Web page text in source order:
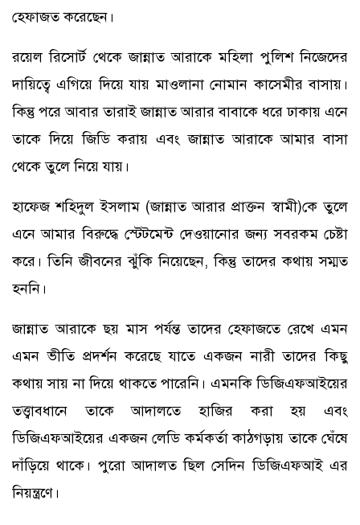
হেফাজত করেছেন।
রয়েল রিসোর্ট থেকে জান্নাত আরাকে মহিলা পুলিশ নিজেদের
দায়িত্বে এগিয়ে দিয়ে যায় মাওলানা নোমান কাসেমীর বাসায়।
কিন্তু পরে আবার তারাই জান্নাত আরার বাবাকে ধরে ঢাকায় এনে
তাকে দিয়ে জিডি করায় এবং জান্নাত আরাকে আমার বাসা
থেকে তুলে নিয়ে যায়।
হাফেজ শহিদুল ইসলাম (জান্নাত আরার প্রাক্তন স্বামী)কে তুলে
এনে আমার বিরুদ্ধে স্টেটমেন্ট দেওয়ানোর জন্য সবরকম চেষ্টা
করে। তিনি জীবনের ঝুঁকি নিয়েছেন, কিন্তু তাদের কথায় সম্মত
হননি।
জান্নাত আরাকে ছয় মাস পর্যন্ত তাদের হেফাজতে রেখে এমন
এমন ভীতি প্রদর্শন করেছে যাতে একজন নারী তাদের কিছু
কথায় সায় না দিয়ে থাকতে পারেনি। এমনকি ডিজিএফআইয়ের
তত্ত্বাবধানে তাকে আদালতে হাজির করা হয় এবং
ডিজিএফআইয়ের একজন লেডি কর্মকর্তা কাঠগড়ায় তাকে ঘেঁষে
দাঁড়িয়ে থাকে। পুরো আদালত ছিল সেদিন ডিজিএফআই এর
নিয়ন্ত্রণে।